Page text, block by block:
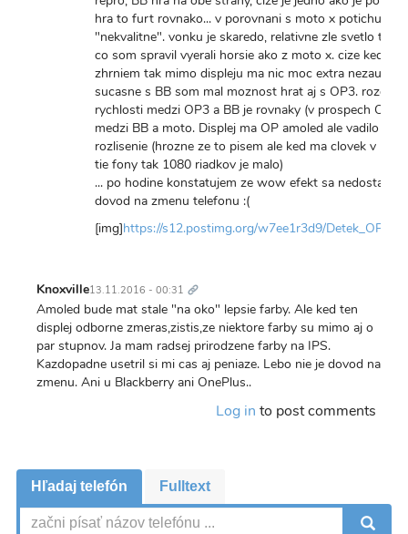
hra to furt rovnako... v porovnani s moto x potichu a
"nekvalitne". vonku je skaredo, relativne zle svetlo tak
co som spravil vyerali horsie ako z moto x. cize ked to
zhrniem tak mimo displeju ma nic moc extra nezaujalo.
sucasne s BB som mal moznost hrat aj s OP3. rozdiel v
rychlosti medzi OP3 a BB je rovnaky (v prospech OP3)
medzi BB a moto. Displej ma OP amoled ale vadilo mi
rozlisenie (hrozne ze to pisem ale ked ma clovek v ruke
tie fony tak 1080 riadkov je malo)
... po hodine konstatujem ze wow efekt sa nedostavil a
dovod na zmenu telefonu :(
[img]https://s12.postimg.org/w7ee1r3d9/
Knoxville13.11.2016 - 00:31 odkaz
Amoled bude mat stale "na oko" lepsie farby. Ale ked ten
displej odborne zmeras,zistis,ze niektore farby su mimo aj o
par stupnov. Ja mam radsej prirodzene farby na IPS.
Kazdopadne usetril si mi cas aj peniaze. Lebo nie je dovod na
zmenu. Ani u Blackberry ani OnePlus..
Log in to post comments
Hľadaj telefón Fulltext